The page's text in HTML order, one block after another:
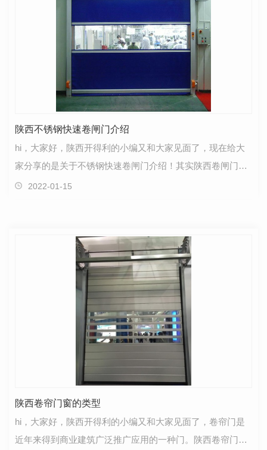
陕西不锈钢快速卷闸门介绍
hi，大家好，陕西开得利的小编又和大家见面了，现在给大
家分享的是关于不锈钢快速卷闸门介绍！其实陕西卷闸门和
卷帘门其实是同一种门，区别在于卷帘门一般习惯是布…
2022-01-15
陕西卷帘门窗的类型
hi，大家好，陕西开得利的小编又和大家见面了，卷帘门是
近年来得到商业建筑广泛推广应用的一种门。陕西卷帘门窗